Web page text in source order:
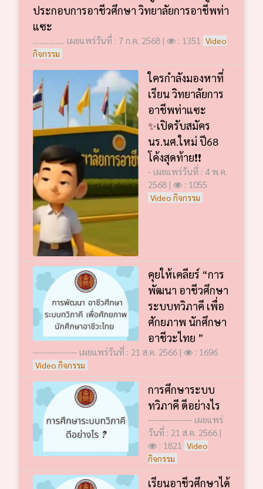
ประกอบการอาชีวศึกษา วิทยาลัยการอาชีพท่า
แซะ
..........:....... เผยแพร่วันที่ : 7 ก.ค. 2568 | : 1351
Video
กิจกรรม
ใครกำลังมองหาที่
เรียน วิทยาลัยการ
อาชีพท่าแซะ
✨เปิดรับสมัคร
นร.นศ.ใหม่ ปี68
โค้งสุดท้าย❗️❗️
- เผยแพร่วันที่ : 4 พ.ค.
2568 |
: 1055
Video กิจกรรม
คุยให้เคลียร์ “การ
พัฒนา อาชีวศึกษา
ระบบทวิภาคี เพื่อ
ศักยภาพ นักศึกษา
อาชีวะไทย ”
--------------- เผยแพร่วันที่ : 21 ส.ค. 2566 | : 1696
Video กิจกรรม
การศึกษาระบบ
ทวิภาคี ดีอย่างไร
--------------- เผยแพร่
วันที่ : 21 ส.ค. 2566 |
: 1821
Video
กิจกรรม
เรียนอาชีวศึกษาได้